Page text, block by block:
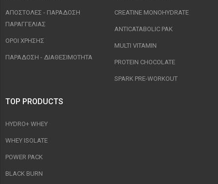
ΑΠΟΣΤΟΛΈΣ - ΠΑΡΆΔΟΣΗ
ΠΑΡΑΓΓΕΛΊΑΣ
ΟΡΟΙ ΧΡΉΣΗΣ
ΠΑΡΑΔΟΣΗ - ΔΙΑΘΕΣΙΜΌΤΗΤΑ
CREATINE MONOHYDRATE
ANTICATABOLIC PAK
MULTI VITAMIN
PROTEIN CHOCOLATE
SPARK PRE-WORKOUT
TOP PRODUCTS
HYDRO+ WHEY
WHEY ISOLATE
POWER PACK
BLACK BURN